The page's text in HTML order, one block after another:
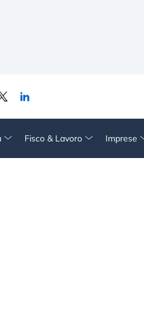
Fisco & Lavoro Imprese